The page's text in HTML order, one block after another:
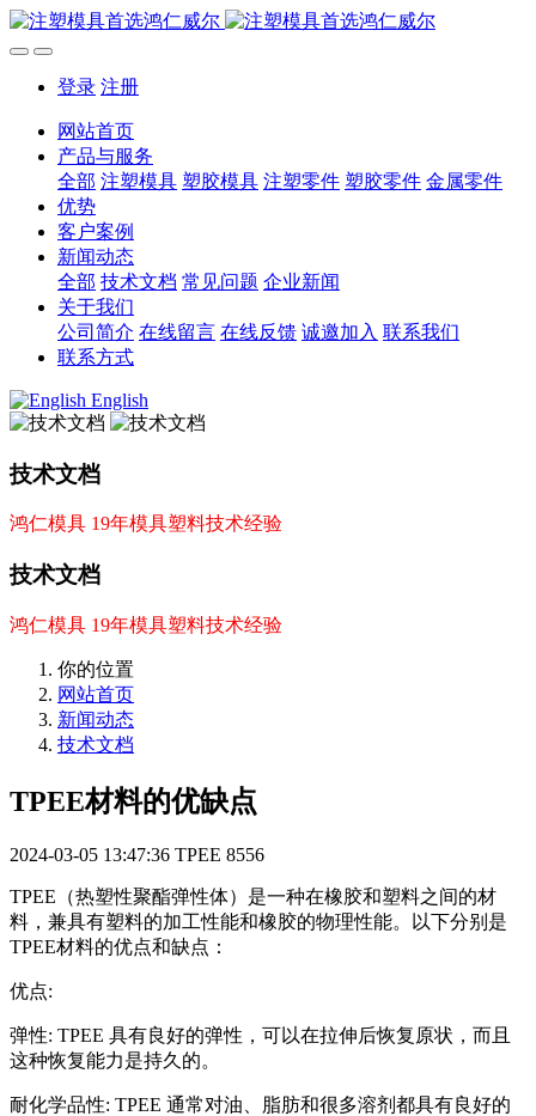
登录 注册
网站首页
产品与服务
全部 注塑模具 塑胶模具 注塑零件 塑胶零件 金属零件
优势
客户案例
新闻动态
全部 技术文档 常见问题 企业新闻
关于我们
公司简介 在线留言 在线反馈 诚邀加入 联系我们
联系方式
English
技术文档
鸿仁模具 19年模具塑料技术经验
技术文档
鸿仁模具 19年模具塑料技术经验
你的位置
网站首页
新闻动态
技术文档
TPEE材料的优缺点
2024-03-05 13:47:36 TPEE 8556
TPEE（热塑性聚酯弹性体）是一种在橡胶和塑料之间的材
料，兼具有塑料的加工性能和橡胶的物理性能。以下分别是
TPEE材料的优点和缺点：
优点:
弹性: TPEE 具有良好的弹性，可以在拉伸后恢复原状，而且
这种恢复能力是持久的。
耐化学品性: TPEE 通常对油、脂肪和很多溶剂都具有良好的